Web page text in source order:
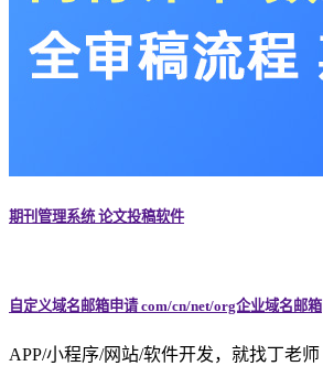
期刊管理系统 论文投稿软件
自定义域名邮箱申请 com/cn/net/org企业域名邮箱
APP/小程序/网站/软件开发，就找丁老师